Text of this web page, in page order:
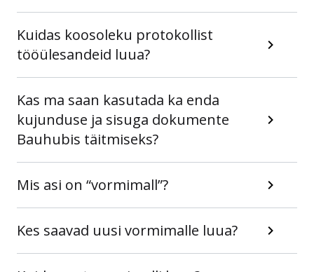
Kuidas koosoleku protokollist
tööülesandeid luua?
Kas ma saan kasutada ka enda
kujunduse ja sisuga dokumente
Bauhubis täitmiseks?
Mis asi on “vormimall”?
Kes saavad uusi vormimalle luua?